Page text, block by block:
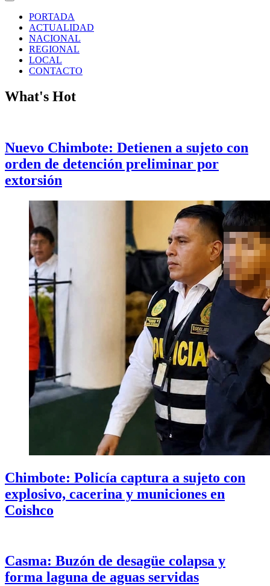
PORTADA
ACTUALIDAD
NACIONAL
REGIONAL
LOCAL
CONTACTO
What's Hot
Nuevo Chimbote: Detienen a sujeto con
orden de detención preliminar por
extorsión
Chimbote: Policía captura a sujeto con
explosivo, cacerina y municiones en
Coishco
Casma: Buzón de desagüe colapsa y
forma laguna de aguas servidas